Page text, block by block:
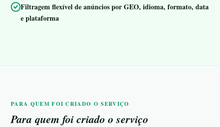
Filtragem flexível de anúncios por GEO, idioma, formato, data
e plataforma
PARA QUEM FOI CRIADO O SERVIÇO
Para quem foi criado o serviço